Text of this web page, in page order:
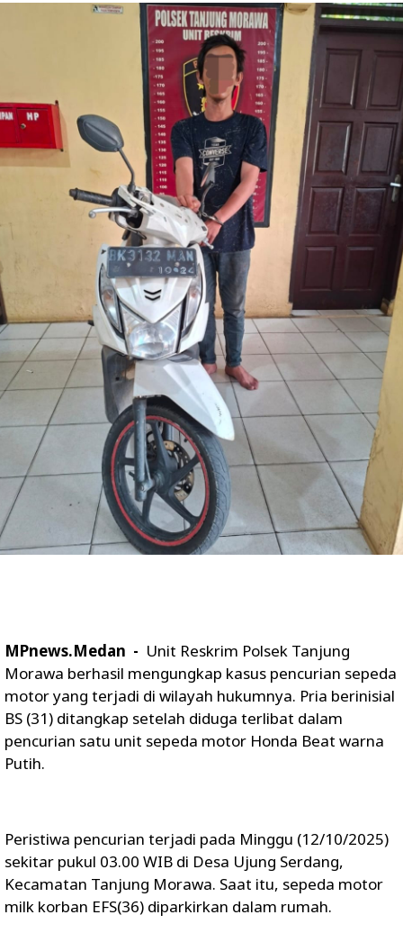
MPnews.Medan - Unit Reskrim Polsek Tanjung
Morawa berhasil mengungkap kasus pencurian sepeda
motor yang terjadi di wilayah hukumnya. Pria berinisial
BS (31) ditangkap setelah diduga terlibat dalam
pencurian satu unit sepeda motor Honda Beat warna
Putih.
Peristiwa pencurian terjadi pada Minggu (12/10/2025)
sekitar pukul 03.00 WIB di Desa Ujung Serdang,
Kecamatan Tanjung Morawa. Saat itu, sepeda motor
milk korban EFS(36) diparkirkan dalam rumah.